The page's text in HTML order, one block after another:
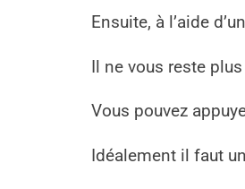
Ensuite, à l’aide
Il ne vous reste
Vous pouvez
Idéalement il faut